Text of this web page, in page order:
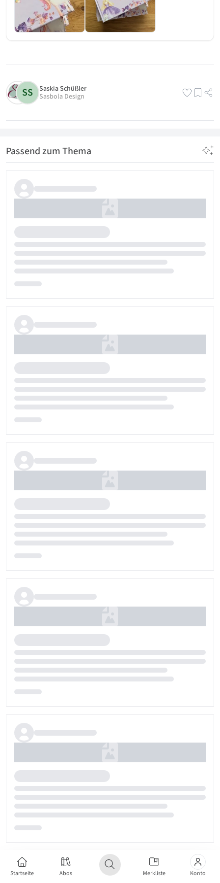
SS
Saskia Schüßler
Sasbola Design
Passend zum Thema
Startseite Abos Merkliste Konto